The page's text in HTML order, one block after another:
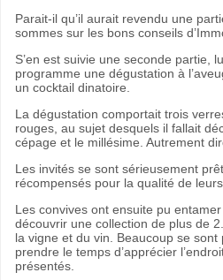
Parait-il qu’il aurait revendu une
sommes sur les bons conseils
S’en est suivie une seconde partie,
programme une dégustation à
un cocktail dinatoire.
La dégustation comportait trois
rouges, au sujet desquels il fallait
cépage et le millésime. Autrement
Les invités se sont sérieusement
récompensés pour la qualité de
Les convives ont ensuite pu
découvrir une collection de plus de
la vigne et du vin. Beaucoup se
prendre le temps d’apprécier
présentés.